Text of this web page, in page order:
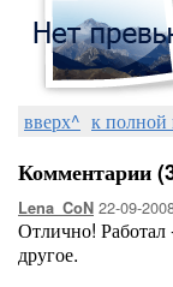
вверх^ к полной
Комментарии
Lena_CoN 22-09-
Отлично! Работал
другое.